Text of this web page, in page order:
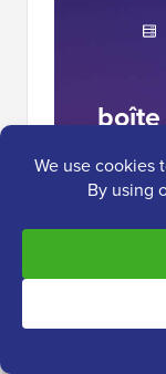
boîte
Accédez